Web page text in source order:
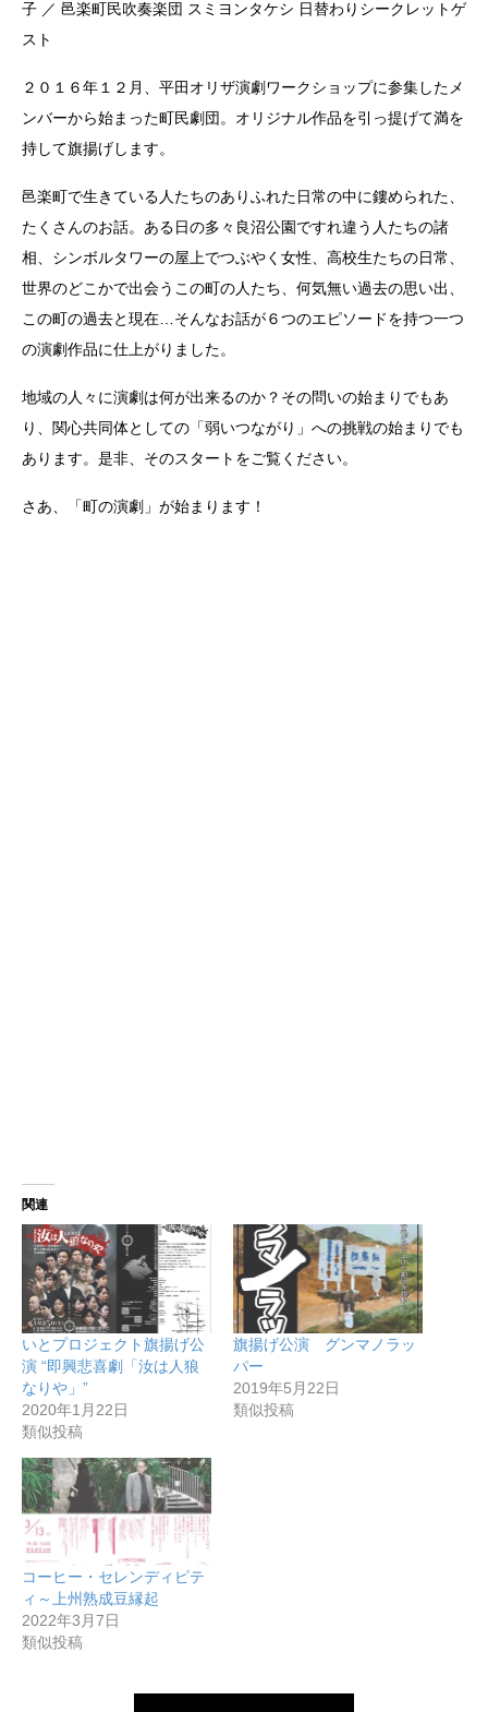
子 ／ 邑楽町民吹奏楽団 スミヨンタケシ 日替わりシークレットゲ
スト
２０１６年１２月、平田オリザ演劇ワークショップに参集したメ
ンバーから始まった町民劇団。オリジナル作品を引っ提げて満を
持して旗揚げします。
邑楽町で生きている人たちのありふれた日常の中に鏤められた、
たくさんのお話。ある日の多々良沼公園ですれ違う人たちの諸
相、シンボルタワーの屋上でつぶやく女性、高校生たちの日常、
世界のどこかで出会うこの町の人たち、何気無い過去の思い出、
この町の過去と現在…そんなお話が６つのエピソードを持つ一つ
の演劇作品に仕上がりました。
地域の人々に演劇は何が出来るのか？その問いの始まりでもあ
り、関心共同体としての「弱いつながり」への挑戦の始まりでも
あります。是非、そのスタートをご覧ください。
さあ、「町の演劇」が始まります！
関連
いとプロジェクト旗揚げ公
演 “即興悲喜劇「汝は人狼
なりや」”
2020年1月22日
類似投稿
旗揚げ公演 グンマノラッ
パー
2019年5月22日
類似投稿
コーヒー・セレンディピテ
ィ～上州熟成豆縁起
2022年3月7日
類似投稿